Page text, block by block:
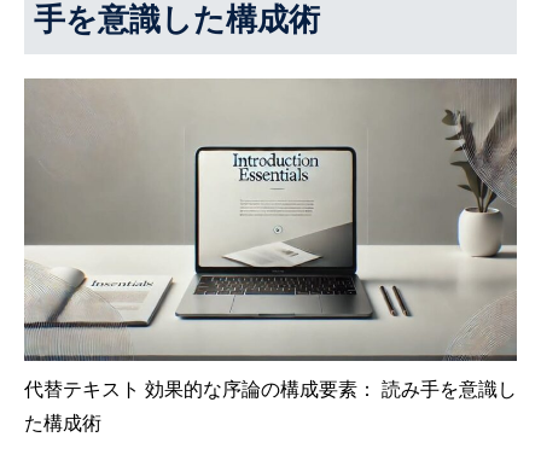
手を意識した構成術
代替テキスト 効果的な序論の構成要素： 読み手を意識し
た構成術